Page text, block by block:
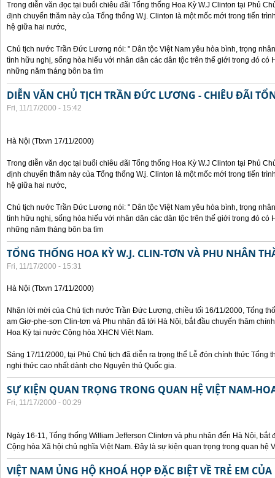
Trong diễn văn đọc tại buổi chiêu đãi Tổng thống Hoa Kỳ W.J Clinton tại Phủ
định chuyến thăm này của Tổng thống W.j. Clinton là một mốc mới trong tiến
hệ giữa hai nước,
Chủ tịch nước Trần Đức Lương nói: " Dân tộc Việt Nam yêu hòa bình, trọng
tình hữu nghị, sống hòa hiếu với nhân dân các dân tộc trên thế giới trong đó có
những năm tháng bôn ba tìm
DIỄN VĂN CHỦ TỊCH TRẦN ĐỨC LƯƠNG - CHIÊU ĐÃI
Fri, 11/17/2000 - 15:42
Hà Nội (Ttxvn 17/11/2000)
Trong diễn văn đọc tại buổi chiêu đãi Tổng thống Hoa Kỳ W.J Clinton tại Phủ
định chuyến thăm này của Tổng thống W.j. Clinton là một mốc mới trong tiến
hệ giữa hai nước,
Chủ tịch nước Trần Đức Lương nói: " Dân tộc Việt Nam yêu hòa bình, trọng
tình hữu nghị, sống hòa hiếu với nhân dân các dân tộc trên thế giới trong đó có
những năm tháng bôn ba tìm
TỔNG THỐNG HOA KỲ W.J. CLIN-TƠN VÀ PHU NHÂN
Fri, 11/17/2000 - 15:31
Hà Nội (Ttxvn 17/11/2000)
Nhận lời mời của Chủ tịch nước Trần Đức Lương, chiều tối 16/11/2000, Tổng
am Giơ-phe-sơn Clin-tơn và Phu nhân đã tới Hà Nội, bắt đầu chuyến thăm
Hoa Kỳ tại nước Cộng hòa XHCN Việt Nam.
Sáng 17/11/2000, tại Phủ Chủ tịch đã diễn ra trọng thể Lễ đón chính thức Tổng
nghi thức cao nhất dành cho Nguyên thủ Quốc gia.
SỰ KIỆN QUAN TRỌNG TRONG QUAN HỆ VIỆT NAM-
Fri, 11/17/2000 - 00:29
Ngày 16-11, Tổng thống William Jefferson Clintơn và phu nhân đến Hà Nội,
Cộng hòa Xã hội chủ nghĩa Việt Nam. Đây là sự kiện quan trọng trong quan hệ
VIỆT NAM ỦNG HỘ KHOÁ HỌP ĐẶC BIỆT VỀ TRẺ EM